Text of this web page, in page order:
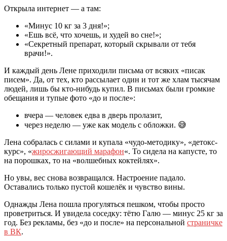
Открыла интернет — а там:
«Минус 10 кг за 3 дня!»;
«Ешь всё, что хочешь, и худей во сне!»;
«Секретный препарат, который скрывали от тебя
врачи!».
И каждый день Лене приходили письма от всяких «писак
писем». Да, от тех, кто рассылает один и тот же хлам тысячам
людей, лишь бы кто-нибудь купил. В письмах были громкие
обещания и тупые фото «до и после»:
вчера — человек едва в дверь пролазит,
через неделю — уже как модель с обложки. 😅
Лена собралась с силами и купала «чудо-методику», «детокс-
курс», «жиросжигающий марафон«. То сидела на капусте, то
на порошках, то на «волшебных коктейлях».
Но увы, вес снова возвращался. Настроение падало.
Оставались только пустой кошелёк и чувство вины.
Однажды Лена пошла прогуляться пешком, чтобы просто
проветриться. И увидела соседку: тётю Галю — минус 25 кг за
год. Без рекламы, без «до и после» на персональной страничке
в ВК.